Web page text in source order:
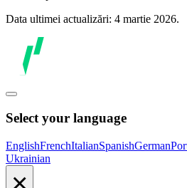
Data ultimei actualizări: 4 martie 2026.
Select your language
EnglishFrenchItalianSpanishGerman
Ukrainian